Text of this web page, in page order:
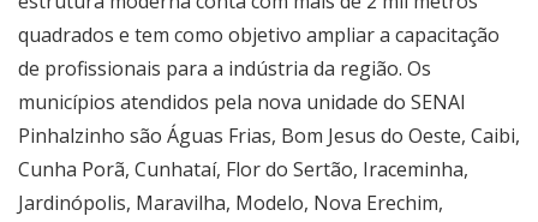
quadrados e tem como objetivo ampliar a capacitação
de profissionais para a indústria da região. Os
municípios atendidos pela nova unidade do SENAI
Pinhalzinho são Águas Frias, Bom Jesus do Oeste, Caibi,
Cunha Porã, Cunhataí, Flor do Sertão, Iraceminha,
Jardinópolis, Maravilha, Modelo, Nova Erechim,